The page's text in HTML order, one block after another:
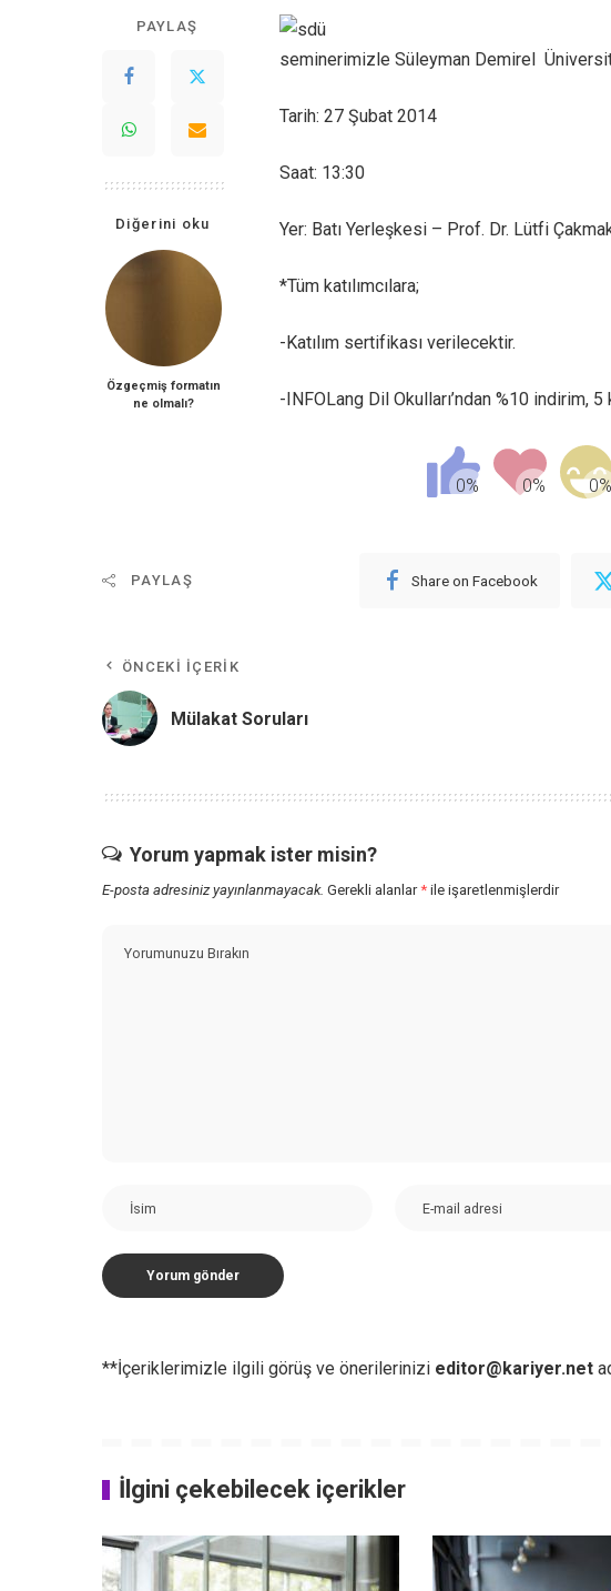
PAYLAŞ
Diğerini oku
Özgeçmiş formatın
ne olmalı?
seminerimizle Süleyman Demirel
Tarih: 27 Şubat 2014
Saat: 13:30
Yer: Batı Yerleşkesi – Prof. Dr. Lütfi
*Tüm katılımcılara;
-Katılım sertifikası verilecektir.
-INFOLang Dil Okulları’ndan %10
PAYLAŞ Share on Facebook
ÖNCEKI İÇERIK
Mülakat Soruları
Yorum yapmak ister misin?
E-posta adresiniz yayınlanmayacak. Gerekli alanlar* ile işaretlenmişlerdir
**İçeriklerimizle ilgili görüş ve önerilerinizi editor@kariyer.net
İlgini çekebilecek içerikler